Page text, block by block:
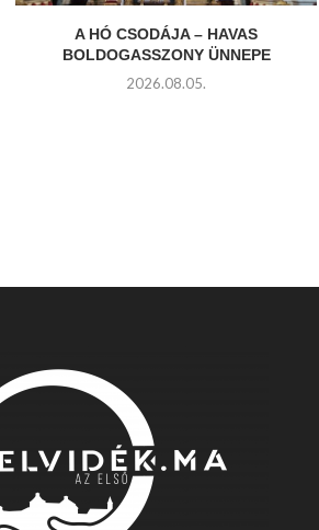
A HÓ CSODÁJA – HAVAS
BOLDOGASSZONY ÜNNEPE
2026.08.05.